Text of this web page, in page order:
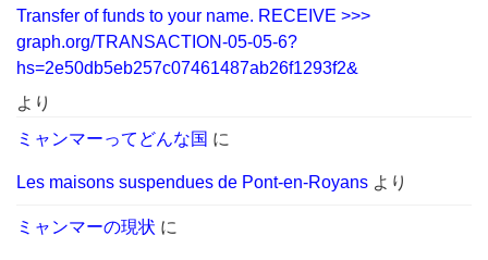
Transfer of funds to your name. RECEIVE >>>
graph.org/TRANSACTION-05-05-6?
hs=2e50db5eb257c07461487ab26f1293f2&
より
ミャンマーってどんな国 に
Les maisons suspendues de Pont-en-Royans より
ミャンマーの現状 に